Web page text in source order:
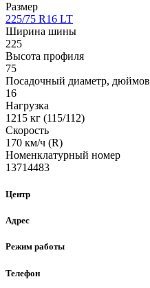
Размер
225/75 R16 LT
Ширина шины
225
Высота профиля
75
Посадочный диаметр, дюймов
16
Нагрузка
1215 кг (115/112)
Скорость
170 км/ч (R)
Номенклатурный номер
13714483
Центр
Адрес
Режим работы
Телефон